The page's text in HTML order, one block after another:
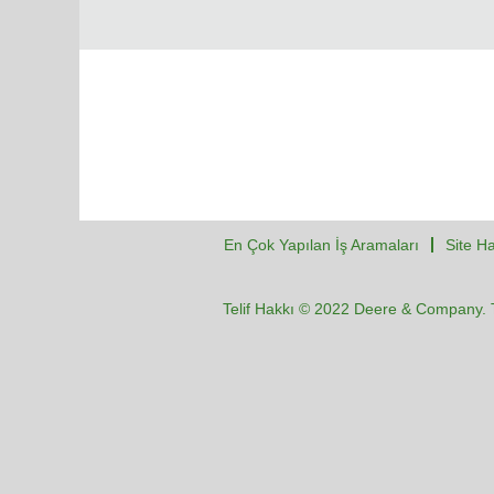
En Çok Yapılan İş Aramaları Site
Telif Hakkı © 2022 Deere & Company.